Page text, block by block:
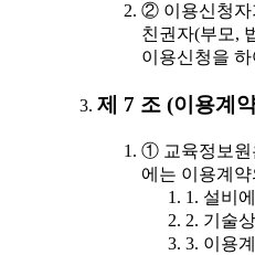
② 이용신청자
친권자(부모,
이용신청을
제 7 조 (이용계
① 교육정보원
에는 이용계
1. 설비
2. 기술
3. 이용